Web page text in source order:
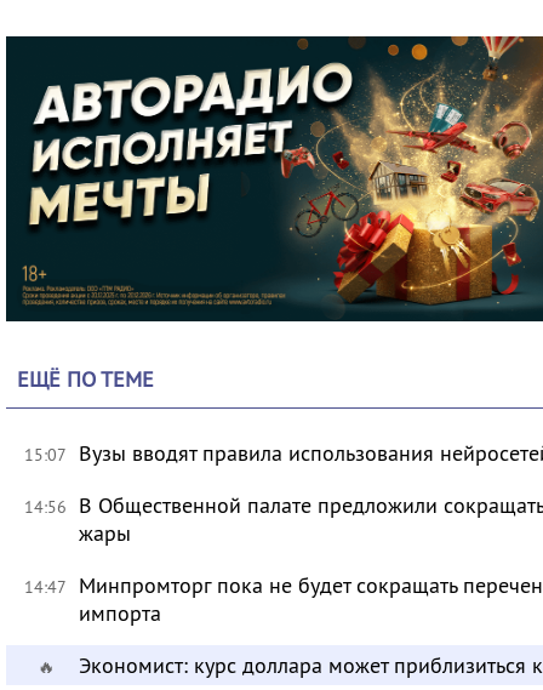
ЕЩЁ ПО ТЕМЕ
15:07 Вузы вводят правила использования
14:56
В Общественной палате предложили
жары
14:47
Минпромторг пока не будет сокращать
импорта
🔥 Экономист: курс доллара может приблизиться